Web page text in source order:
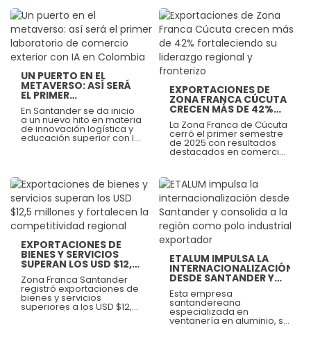
como el nuevo usuario
operador de la Zona
Franca Permanente
Palermo, ubicada en el
corregimiento de
Palermo, Magdalena.
Ver más
UN PUERTO EN EL
METAVERSO: ASÍ SERÁ
EL PRIMER
LABORATORIO DE
COMERCIO EXTERIOR
CON IA EN COLOMBIA
En Santander se da inicio
a un nuevo hito en materia
de innovación logística y
educación superior con la
instalación del primer
franca en Colombia. Se
trata del UPB Logistic Lab,
un proyecto pionero de la
Universidad Pontificia
Bolivariana (UPB), que
integra realidad
inteligencia artificial para
transformar la formación
de futuros líderes en
comercio internacional.
Ver más
EXPORTACIONES DE
ZONA FRANCA CÚCUTA
CRECEN MÁS DE 42%
FORTALECIENDO SU
LIDERAZGO REGIONAL Y
FRONTERIZO
La Zona Franca de Cúcuta
cerró el primer semestre
de 2025 con resultados
destacados en comercio
USD $85 millones FOB
entre enero y junio, lo que
representa un
crecimiento aproximado
del 42,6% frente al mismo
periodo del 2024,
reafirmando su papel
como motor estratégico
internacional de Norte de
Santander.
Ver más
EXPORTACIONES DE
BIENES Y SERVICIOS
SUPERAN LOS USD $12,5
MILLONES Y
FORTALECEN LA
COMPETITIVIDAD
REGIONAL
Zona Franca Santander
registró exportaciones de
bienes y servicios
superiores a los USD $12,5
millones (FOB) entre
Ver más
ETALUM IMPULSA LA
INTERNACIONALIZACIÓN
DESDE SANTANDER Y
CONSOLIDA A LA
REGIÓN COMO POLO
INDUSTRIAL
EXPORTADOR
Esta empresa
santandereana
especializada en
ventanería en aluminio, se
consolida como caso de